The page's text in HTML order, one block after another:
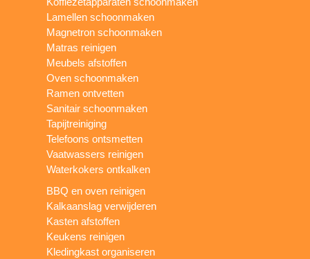
Lamellen schoonmaken
Magnetron schoonmaken
Matras reinigen
Meubels afstoffen
Oven schoonmaken
Ramen ontvetten
Sanitair schoonmaken
Tapijtreiniging
Telefoons ontsmetten
Vaatwassers reinigen
Waterkokers ontkalken
BBQ en oven reinigen
Kalkaanslag verwijderen
Kasten afstoffen
Keukens reinigen
Kledingkast organiseren